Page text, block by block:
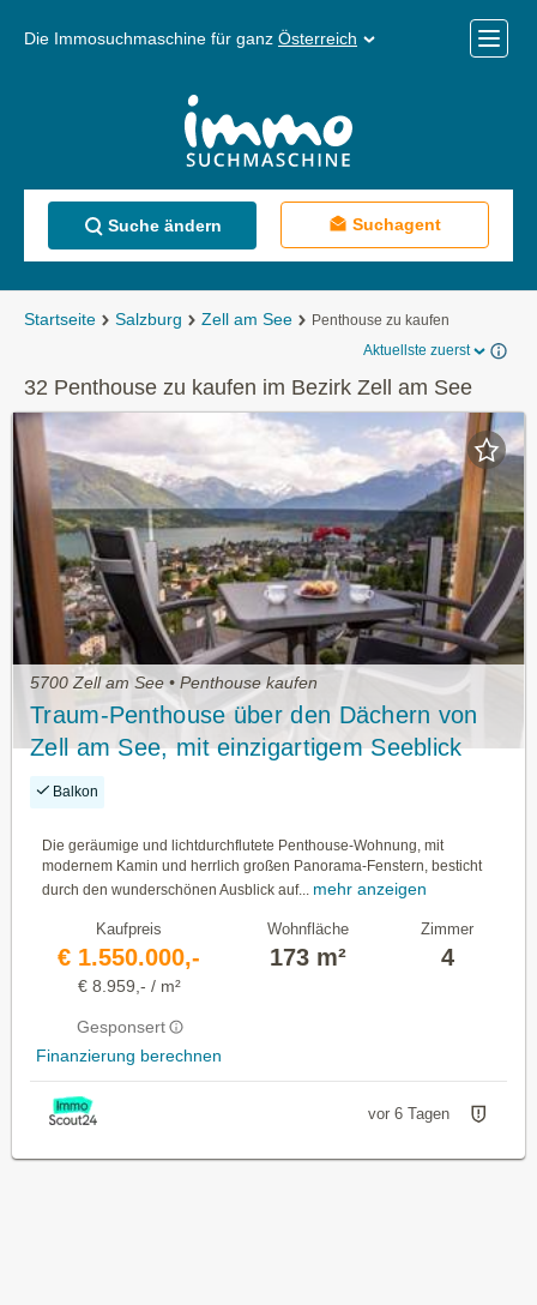
Die Immosuchmaschine für ganz Österreich
Menü
Suche ändern Suchagent
Startseite Salzburg Zell am See
Penthouse zu kaufen
Aktuellste zuerst
32 Penthouse zu kaufen im Bezirk Zell am See
5700 Zell am See • Penthouse kaufen
Traum-Penthouse über den Dächern von
Zell am See, mit einzigartigem Seeblick
und touristischer Nutzung
Balkon
Die geräumige und lichtdurchflutete Penthouse-Wohnung, mit
modernem Kamin und herrlich großen Panorama-Fenstern, besticht
durch den wunderschönen Ausblick auf...
mehr anzeigen
Kaufpreis
€ 1.550.000,-
€ 8.959,- / m²
Gesponsert
Finanzierung berechnen
Wohnfläche
173 m²
Zimmer
4
vor 6 Tagen